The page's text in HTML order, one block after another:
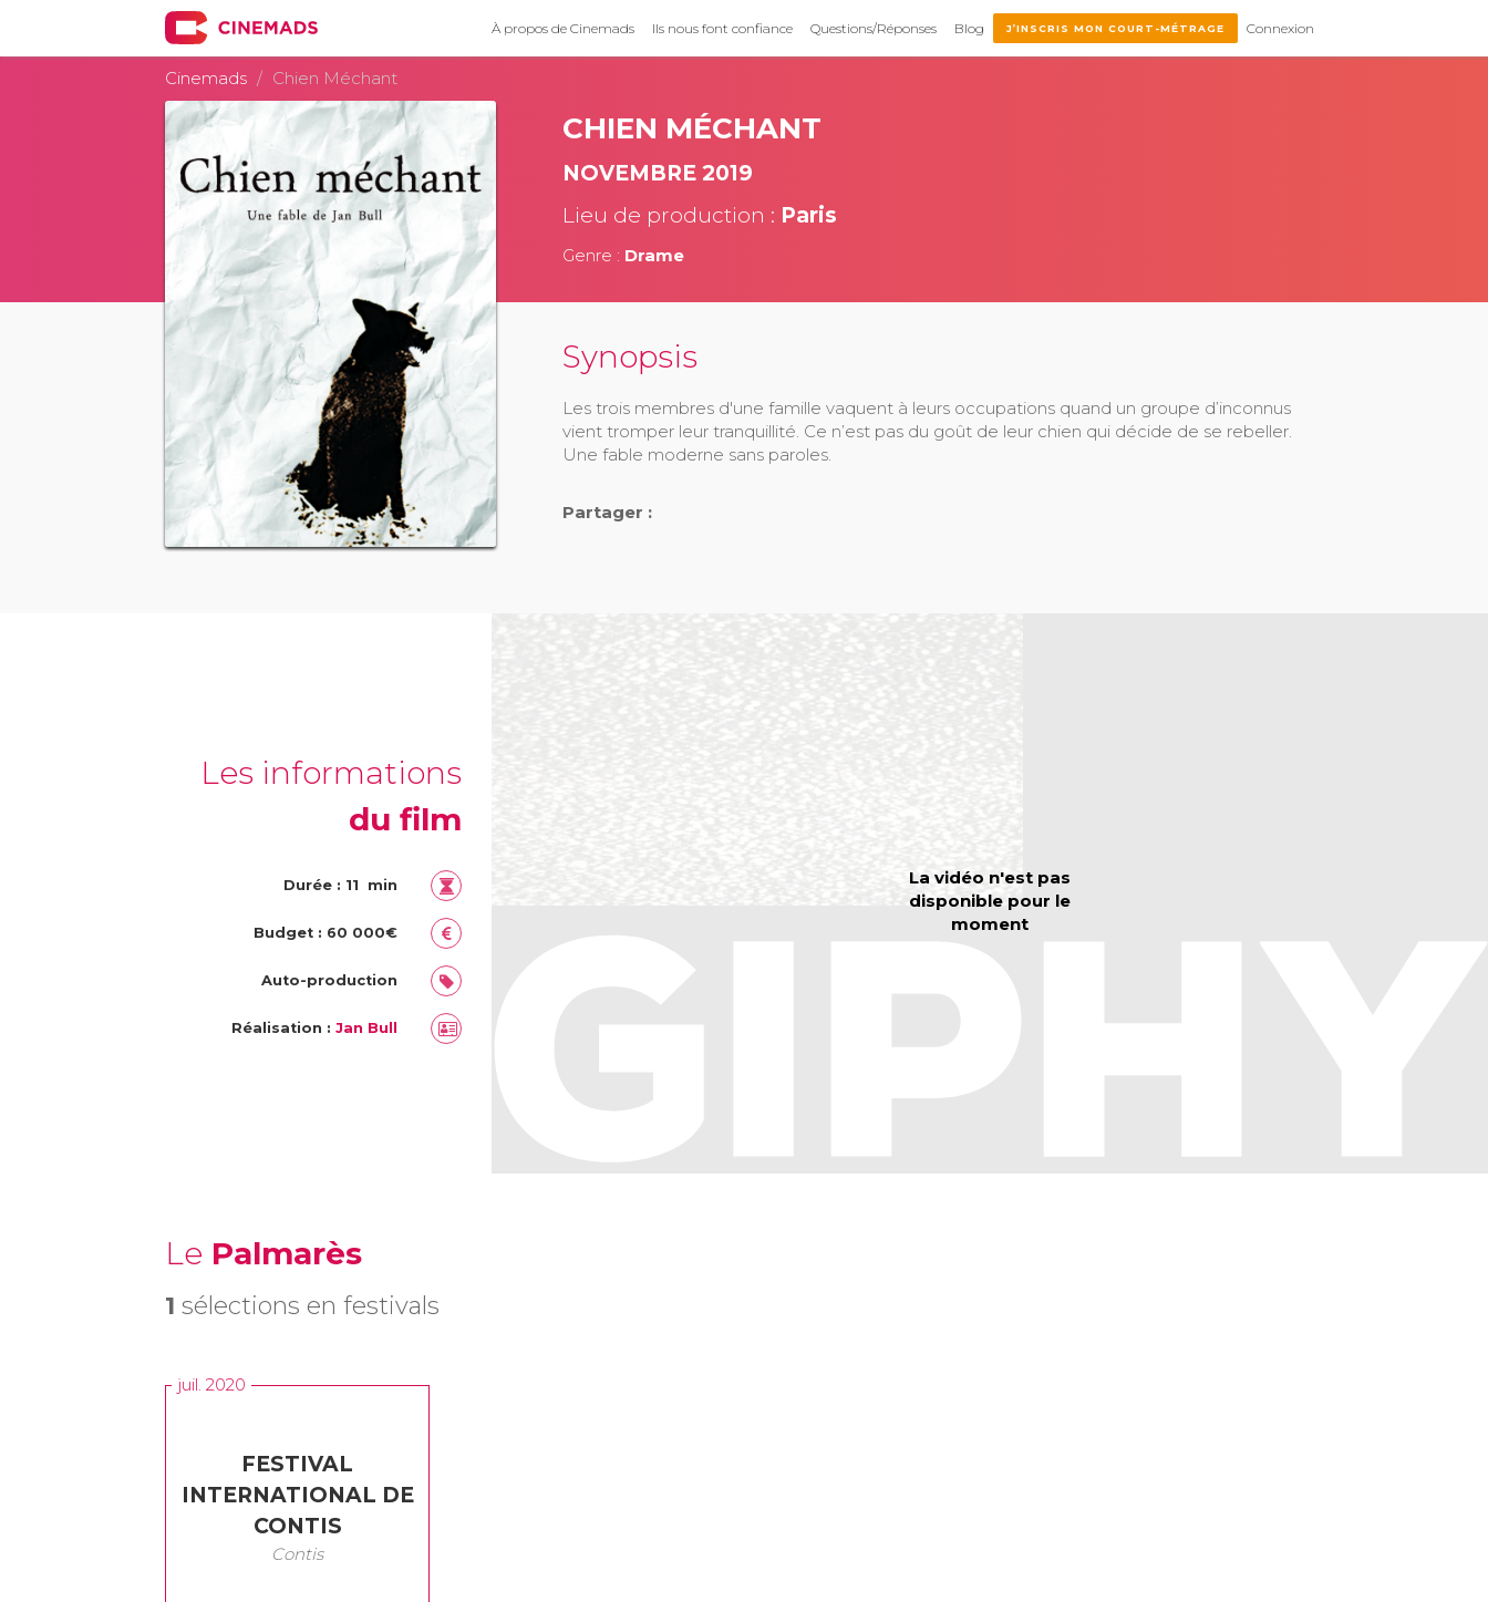
À propos de Cinemads Ils nous font confiance Questions/Réponses Blog J’INSCRIS MON COURT-MÉTRAGE Connexion
Cinemads Chien Méchant
CHIEN MÉCHANT
NOVEMBRE 2019
Lieu de production : Paris
Genre : Drame
Synopsis
Les trois membres d'une famille vaquent à leurs occupations quand un groupe d’inconnus
vient tromper leur tranquillité. Ce n’est pas du goût de leur chien qui décide de se rebeller.
Une fable moderne sans paroles.
Partager :
Les informations
du film
Durée : 11 min
Budget : 60 000€
Auto-production
Réalisation :Jan Bull
Le Palmarès
1 sélections en festivals
juil. 2020
FESTIVAL
INTERNATIONAL DE
CONTIS
Contis